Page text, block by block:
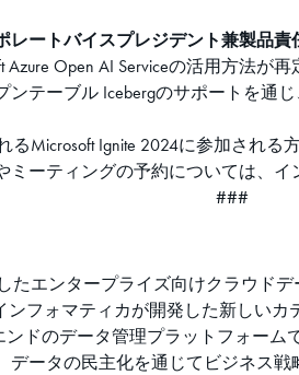
ートバイスプレジデント兼製品
Open AI Serviceの活用方法が
テーブル Icebergのサポートを通
Microsoft Ignite 2024に参加され
ーティングの予約については、イ
###
たエンタープライズ向けクラウ
フォマティカが開発した新しいカ
ンドのデータ管理プラットフォー
ータの民主化を通じてビジネス